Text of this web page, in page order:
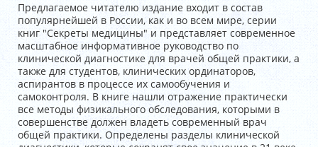
Предлагаемое читателю издание входит в состав
популярнейшей в России, как и во всем мире, серии
книг "Секреты медицины" и представляет современное
масштабное информативное руководство по
клинической диагностике для врачей общей практики, а
также для студентов, клинических ординаторов,
аспирантов в процессе их самообучения и
самоконтроля. В книге нашли отражение практически
все методы физикального обследования, которыми в
совершенстве должен владеть современный врач
общей практики. Определены разделы клинической